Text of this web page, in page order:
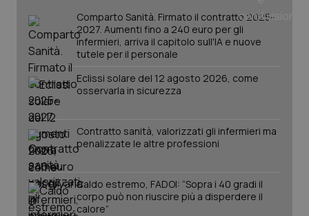
Comparto Sanità. Firmato il contratto 2025-
2027. Aumenti fino a 240 euro per gli
infermieri, arriva il capitolo sull'IA e nuove
tutele per il personale
Eclissi solare del 12 agosto 2026, come
osservarla in sicurezza
Contratto sanità, valorizzati gli infermieri ma
penalizzate le altre professioni
Caldo estremo, FADOI: “Sopra i 40 gradi il
corpo può non riuscire più a disperdere il
calore”